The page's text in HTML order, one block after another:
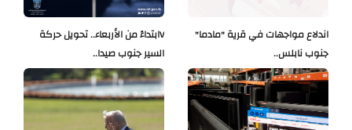
Vابتداءً من الأربعاء.. تحويل حركة
السير جنوب صيدا..
اندلاع مواجهات في قرية "مادما"
جنوب نابلس..